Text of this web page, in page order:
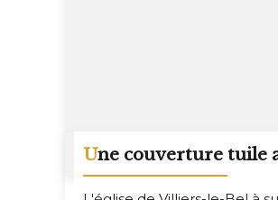
Une couverture tuile